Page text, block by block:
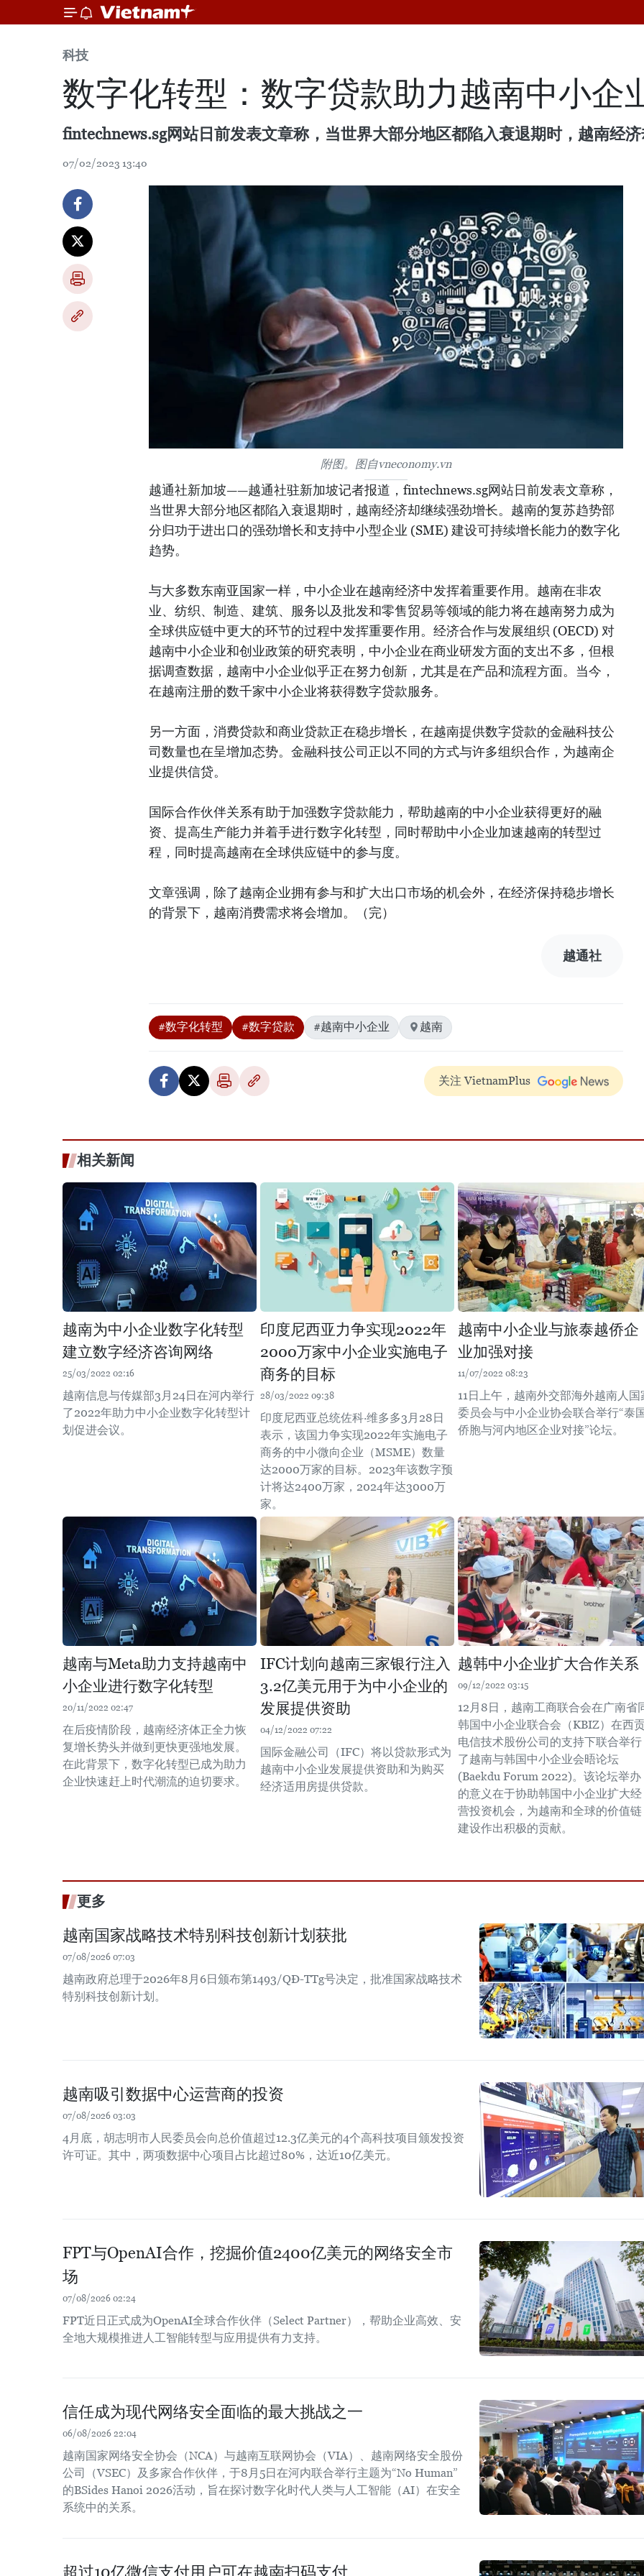
科技
数字化转型：数字贷款助力越南中小企
fintechnews.sg网站日前发表文章称，当世界大部分地区都陷入衰退期时，越南经
07/02/2023 13:40
附图。图自vneconomy.vn
越通社新加坡——越通社驻新加坡记者报道，fintechnews.sg网站日前发表文章称，
当世界大部分地区都陷入衰退期时，越南经济却继续强劲增长。越南的复苏趋势部
分归功于进出口的强劲增长和支持中小型企业 (SME) 建设可持续增长能力的数字化
趋势。
与大多数东南亚国家一样，中小企业在越南经济中发挥着重要作用。越南在非农
业、纺织、制造、建筑、服务以及批发和零售贸易等领域的能力将在越南努力成为
全球供应链中更大的环节的过程中发挥重要作用。经济合作与发展组织 (OECD) 对
越南中小企业和创业政策的研究表明，中小企业在商业研发方面的支出不多，但根
据调查数据，越南中小企业似乎正在努力创新，尤其是在产品和流程方面。当今，
在越南注册的数千家中小企业将获得数字贷款服务。
另一方面，消费贷款和商业贷款正在稳步增长，在越南提供数字贷款的金融科技公
司数量也在呈增加态势。金融科技公司正以不同的方式与许多组织合作，为越南企
业提供信贷。
国际合作伙伴关系有助于加强数字贷款能力，帮助越南的中小企业获得更好的融
资、提高生产能力并着手进行数字化转型，同时帮助中小企业加速越南的转型过
程，同时提高越南在全球供应链中的参与度。
文章强调，除了越南企业拥有参与和扩大出口市场的机会外，在经济保持稳步增长
的背景下，越南消费需求将会增加。（完）
越通社
#数字化转型 #数字贷款 #越南中小企业 越南
关注 VietnamPlus
相关新闻
越南为中小企业数字化转型
建立数字经济咨询网络
25/03/2022 02:16
越南信息与传媒部3月24日在河内举行
了2022年助力中小企业数字化转型计
划促进会议。
印度尼西亚力争实现2022年
2000万家中小企业实施电子
商务的目标
28/03/2022 09:38
印度尼西亚总统佐科·维多多3月28日
表示，该国力争实现2022年实施电子
商务的中小微向企业（MSME）数量
达2000万家的目标。2023年该数字预
计将达2400万家，2024年达3000万
家。
越南中小企业与旅泰越侨企
业加强对接
11/07/2022 08:23
11日上午，越南外交部海外越南人国
委员会与中小企业协会联合举行“泰
侨胞与河内地区企业对接”论坛。
越南与Meta助力支持越南中
小企业进行数字化转型
20/11/2022 02:47
在后疫情阶段，越南经济体正全力恢
复增长势头并做到更快更强地发展。
在此背景下，数字化转型已成为助力
企业快速赶上时代潮流的迫切要求。
IFC计划向越南三家银行注入
3.2亿美元用于为中小企业的
发展提供资助
04/12/2022 07:22
国际金融公司（IFC）将以贷款形式为
越南中小企业发展提供资助和为购买
经济适用房提供贷款。
越韩中小企业扩大合作关系
09/12/2022 03:15
12月8日，越南工商联合会在广南省
韩国中小企业联合会（KBIZ）在西
电信技术股份公司的支持下联合举行
了越南与韩国中小企业会晤论坛
(Baekdu Forum 2022)。该论坛举办
的意义在于协助韩国中小企业扩大经
营投资机会，为越南和全球的价值链
建设作出积极的贡献。
更多
越南国家战略技术特别科技创新计划获批
07/08/2026 07:03
越南政府总理于2026年8月6日颁布第1493/QĐ-TTg号决定，批准国家战略技术
特别科技创新计划。
越南吸引数据中心运营商的投资
07/08/2026 03:03
4月底，胡志明市人民委员会向总价值超过12.3亿美元的4个高科技项目颁发投资
许可证。其中，两项数据中心项目占比超过80%，达近10亿美元。
FPT与OpenAI合作，挖掘价值2400亿美元的网络安全市
场
07/08/2026 02:24
FPT近日正式成为OpenAI全球合作伙伴（Select Partner），帮助企业高效、安
全地大规模推进人工智能转型与应用提供有力支持。
信任成为现代网络安全面临的最大挑战之一
06/08/2026 22:04
越南国家网络安全协会（NCA）与越南互联网协会（VIA）、越南网络安全股份
公司（VSEC）及多家合作伙伴，于8月5日在河内联合举行主题为“No Human”
的BSides Hanoi 2026活动，旨在探讨数字化时代人类与人工智能（AI）在安全
系统中的关系。
超过10亿微信支付用户可在越南扫码支付